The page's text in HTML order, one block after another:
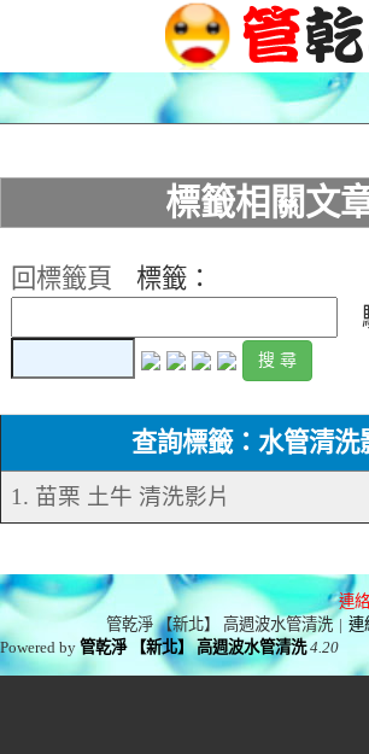
標籤相關文
回標籤頁
標籤：
查詢標籤：水管清洗
1. 苗栗 土牛 清洗影片
連
管乾淨 【新北】 高週波水管清洗 | 連
Powered by管乾淨 【新北】 高週波水管清洗 4.20